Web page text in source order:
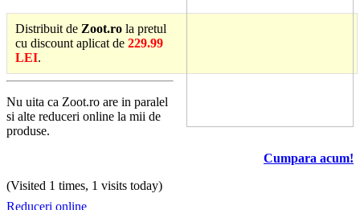
Distribuit de Zoot.ro la pretul
cu discount aplicat de 229.99
LEI.
Nu uita ca Zoot.ro are in paralel
si alte reduceri online la mii de
produse.
Cumpara acum!
(Visited 1 times, 1 visits today)
Reduceri online